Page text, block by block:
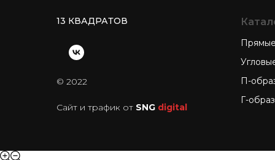
13 КВАДРАТОВ
© 2022
Сайт и трафик от SNG digital
П-
Г-